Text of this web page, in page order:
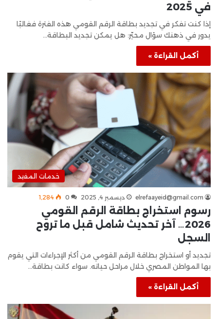
في 2025
إذا كنت تفكر في تجديد بطاقة الرقم القومي هذه الفترة فغالبًا
يدور في ذهنك سؤال محيّر: هل يمكن تجديد البطاقة…
أكمل القراءة »
خدمات المفيد
elrefaayeid@gmail.com ديسمبر 4, 2025 0 1٬284
رسوم استخراج بطاقة الرقم القومي
2026… آخر تحديث شامل قبل ما تروح
السجل
تجديد أو استخراج بطاقة الرقم القومي من أكثر الإجراءات التي يقوم
بها المواطن المصري خلال مراحل حياته. سواء كانت بطاقة…
أكمل القراءة »